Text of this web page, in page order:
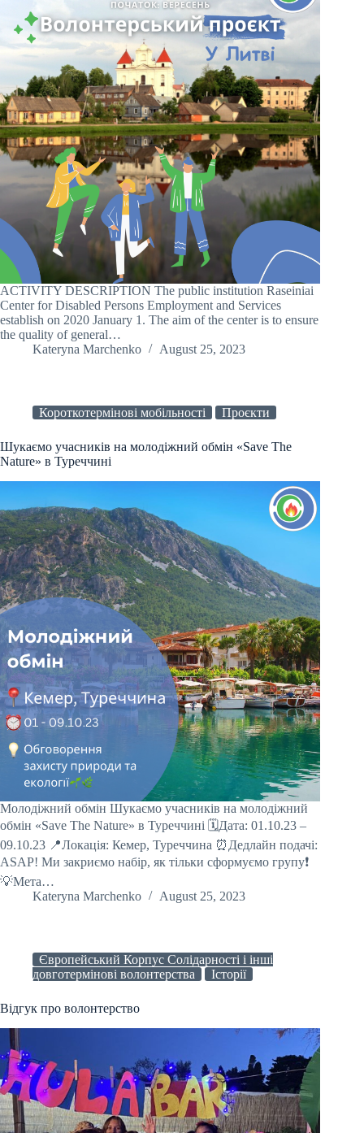
ACTIVITY DESCRIPTION The public institution Raseiniai
Center for Disabled Persons Employment and Services
establish on 2020 January 1. The aim of the center is to ensure
the quality of general…
Kateryna Marchenko
August 25, 2023
Короткотермінові мобільності Проєкти
Шукаємо учасників на молодіжний обмін «Save The
Nature» в Туреччині
Молодіжний обмін Шукаємо учасників на молодіжний
обмін «Save The Nature» в Туреччині 🗓️Дата: 01.10.23 –
09.10.23 📍Локація: Кемер, Туреччина ⏰Дедлайн подачі:
ASAP! Ми закриємо набір, як тільки сформуємо групу❗️
💡Мета…
Kateryna Marchenko
August 25, 2023
Європейський Корпус Солідарності і інші
довготермінові волонтерства
Історії
Відгук про волонтерство